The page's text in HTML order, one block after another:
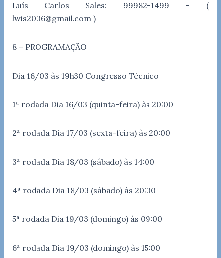
Luís Carlos Sales: 99982-1499 – (
lwis2006@gmail.com )
8 – PROGRAMAÇÃO
Dia 16/03 às 19h30 Congresso Técnico
1ª rodada Dia 16/03 (quinta-feira) às 20:00
2ª rodada Dia 17/03 (sexta-feira) às 20:00
3ª rodada Dia 18/03 (sábado) às 14:00
4ª rodada Dia 18/03 (sábado) às 20:00
5ª rodada Dia 19/03 (domingo) às 09:00
6ª rodada Dia 19/03 (domingo) às 15:00